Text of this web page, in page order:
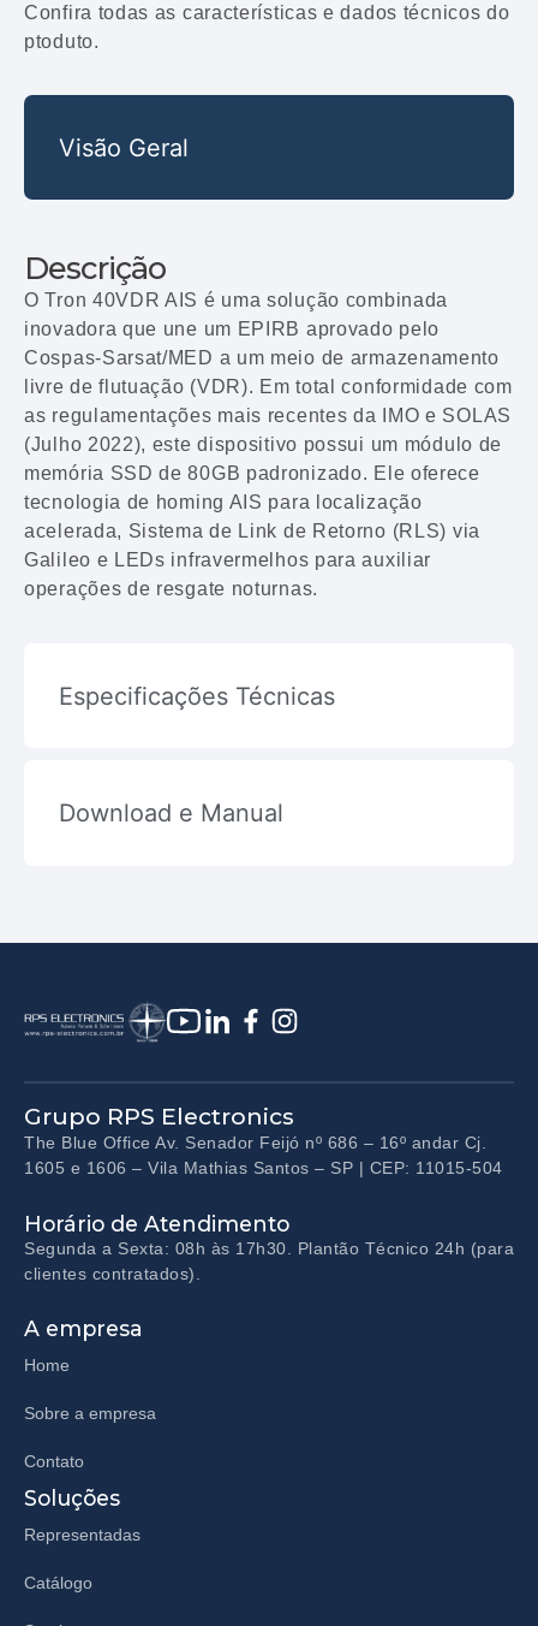
Confira todas as características e dados técnicos do
ptoduto.
Visão Geral
Especificações Técnicas
Download e Manual
Descrição
O Tron 40VDR AIS é uma solução combinada
inovadora que une um EPIRB aprovado pelo
Cospas-Sarsat/MED a um meio de armazenamento
livre de flutuação (VDR). Em total conformidade com
as regulamentações mais recentes da IMO e SOLAS
(Julho 2022), este dispositivo possui um módulo de
memória SSD de 80GB padronizado. Ele oferece
tecnologia de homing AIS para localização
acelerada, Sistema de Link de Retorno (RLS) via
Galileo e LEDs infravermelhos para auxiliar
operações de resgate noturnas.
Grupo RPS Electronics
The Blue Office Av. Senador Feijó nº 686 – 16º andar Cj.
1605 e 1606 – Vila Mathias Santos – SP | CEP: 11015-504
Horário de Atendimento
Segunda a Sexta: 08h às 17h30. Plantão Técnico 24h (para
clientes contratados).
A empresa
Home
Sobre a empresa
Contato
Soluções
Representadas
Catálogo